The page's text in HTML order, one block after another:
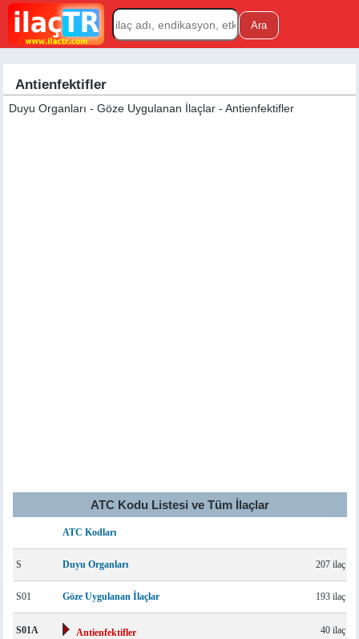
Antienfektifler
Duyu Organları - Göze Uygulanan İlaçlar - Antienfektifler
ATC Kodu Listesi ve Tüm İlaçlar
ATC Kodları
S Duyu Organları 207 ilaç
S01 Göze Uygulanan İlaçlar 193 ilaç
S01A Antienfektifler 40 ilaç